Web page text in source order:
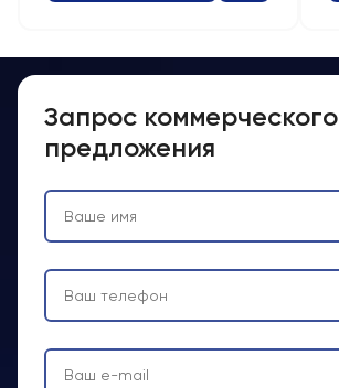
Запрос коммерческого
предложения